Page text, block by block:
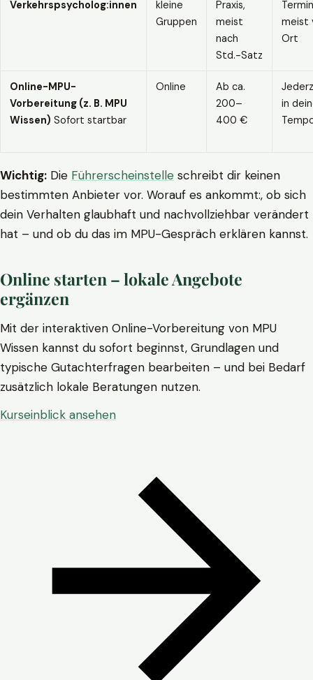
Verkehrspsycholog:innen
kleine
Gruppen
Praxis,
meist
nach
Std.-Satz
meist
Ort
Online-MPU-
Vorbereitung (z. B. MPU
Wissen) Sofort startbar
Online
Ab ca.
200–
400 €
in
Wichtig: Die Führerscheinstelle schreibt dir keinen
bestimmten Anbieter vor. Worauf es ankommt:, ob sich
dein Verhalten glaubhaft und nachvollziehbar verändert
hat – und ob du das im MPU-Gespräch erklären kannst.
Online starten – lokale Angebote
ergänzen
Mit der interaktiven Online-Vorbereitung von MPU
Wissen kannst du sofort beginnst, Grundlagen und
typische Gutachterfragen bearbeiten – und bei Bedarf
zusätzlich lokale Beratungen nutzen.
Kurseinblick ansehen